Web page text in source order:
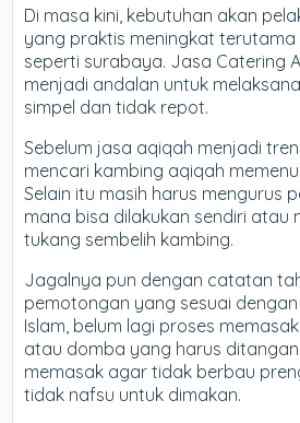
Di masa kini, kebutuhan akan
yang praktis meningkat
seperti surabaya. Jasa Catering
menjadi andalan untuk
simpel dan tidak repot.
Sebelum jasa aqiqah menjadi
mencari kambing aqiqah
Selain itu masih harus mengurus
mana bisa dilakukan sendiri atau
tukang sembelih kambing.
Jagalnya pun dengan catatan
pemotongan yang sesuai
Islam, belum lagi proses
atau domba yang harus
memasak agar tidak berbau
tidak nafsu untuk dimakan.